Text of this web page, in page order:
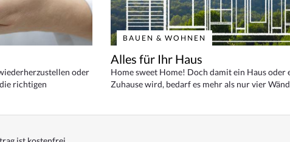
oder
richtigen
BAUEN & WOHNEN
Alles für Ihr Haus
Home sweet Home! Doch damit ein Haus oder
Zuhause wird, bedarf es mehr als nur vier